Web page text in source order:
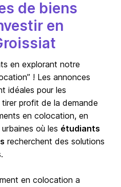
de biens
en
en explorant notre
! Les annonces
idéales pour les
profit de la demande
en colocation, en
où les étudiants
recherchent des solutions
en colocation a